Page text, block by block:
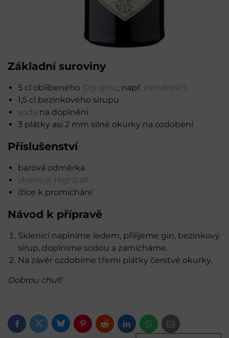
Základní suroviny
5 cl oblíbeného Dry ginu, např. Hendrick’s
1,5 cl bezinkového sirupu
soda na doplnění
3 plátky asi 2 mm silné okurky na ozdobení
Příslušenství
barová odměrka
sklenice Highball
lžíce k promíchání
Návod k přípravě
Sklenici naplníme ledem, přilijeme gin, bezinkový
sirup, doplníme sodou a zamícháme.
Na závěr ozdobíme třemi plátky čerstvé okurky.
Dobrou chuť!
FacebookTwitterBlueskyPinterestRedditLinkedInWhatsApp
E-
mail